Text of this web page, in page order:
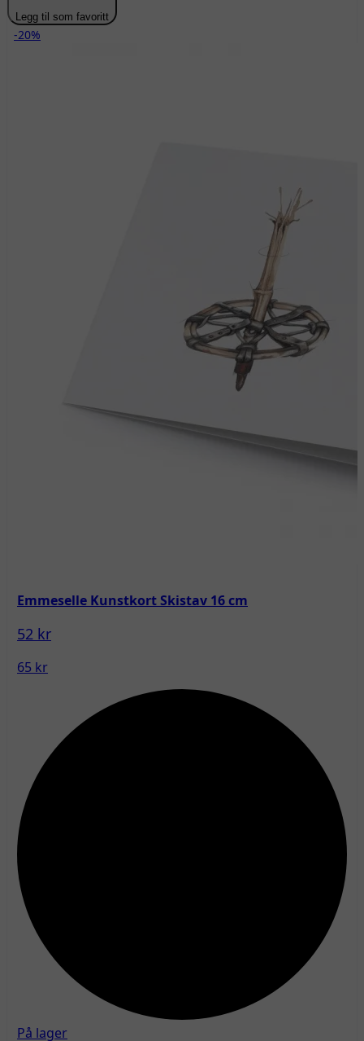
Legg til som favoritt
-20%
Emmeselle Kunstkort Skistav 16 cm
52 kr
65 kr
På lager